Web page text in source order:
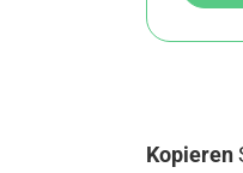
Kopieren